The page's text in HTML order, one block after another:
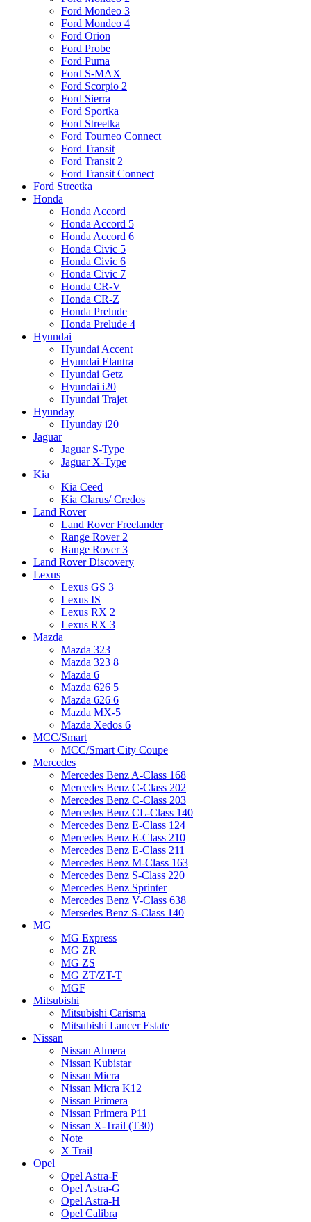
Ford Mondeo 3
Ford Mondeo 4
Ford Orion
Ford Probe
Ford Puma
Ford S-MAX
Ford Scorpio 2
Ford Sierra
Ford Sportka
Ford Streetka
Ford Tourneo Connect
Ford Transit
Ford Transit 2
Ford Transit Connect
Ford Streetka
Honda
Honda Accord
Honda Accord 5
Honda Accord 6
Honda Civic 5
Honda Civic 6
Honda Civic 7
Honda CR-V
Honda CR-Z
Honda Prelude
Honda Prelude 4
Hyundai
Hyundai Accent
Hyundai Elantra
Hyundai Getz
Hyundai i20
Hyundai Trajet
Hyunday
Hyunday i20
Jaguar
Jaguar S-Type
Jaguar X-Type
Kia
Kia Ceed
Kia Clarus/ Credos
Land Rover
Land Rover Freelander
Range Rover 2
Range Rover 3
Land Rover Discovery
Lexus
Lexus GS 3
Lexus IS
Lexus RX 2
Lexus RX 3
Mazda
Mazda 323
Mazda 323 8
Mazda 6
Mazda 626 5
Mazda 626 6
Mazda MX-5
Mazda Xedos 6
MCC/Smart
MCC/Smart City Coupe
Mercedes
Mercedes Benz A-Class 168
Mercedes Benz C-Class 202
Mercedes Benz C-Class 203
Mercedes Benz CL-Class 140
Mercedes Benz E-Class 124
Mercedes Benz E-Class 210
Mercedes Benz E-Class 211
Mercedes Benz M-Class 163
Mercedes Benz S-Class 220
Mercedes Benz Sprinter
Mercedes Benz V-Class 638
Mersedes Benz S-Class 140
MG
MG Express
MG ZR
MG ZS
MG ZT/ZT-T
MGF
Mitsubishi
Mitsubishi Carisma
Mitsubishi Lancer Estate
Nissan
Nissan Almera
Nissan Kubistar
Nissan Micra
Nissan Micra K12
Nissan Primera
Nissan Primera P11
Nissan X-Trail (T30)
Note
X Trail
Opel
Opel Astra-F
Opel Astra-G
Opel Astra-H
Opel Calibra